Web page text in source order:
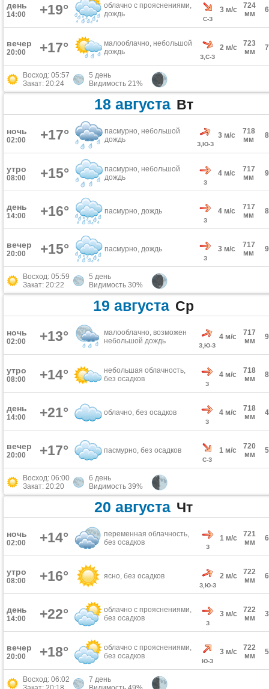
день
14:00 +19°
облачно с прояснениями,
дождь
С-З
3 м/с
724
мм
вечер
20:00 +17°
малооблачно, небольшой
дождь
З,С-З
2 м/с
723
мм
Восход: 05:57
Закат: 20:24
5 день
Видимость 21%
18 августа Вт
ночь
02:00 +17°
пасмурно, небольшой
дождь
З,Ю-З
3 м/с
718
мм
утро
08:00 +15°
пасмурно, небольшой
дождь
З
4 м/с
717
мм
день
14:00 +16° пасмурно, дождь
З
4 м/с
717
мм
вечер
20:00 +15° пасмурно, дождь
З
3 м/с
717
мм
Восход: 05:59
Закат: 20:22
5 день
Видимость 30%
19 августа Ср
ночь
02:00 +13°
малооблачно, возможен
небольшой дождь
З,Ю-З
4 м/с
717
мм
утро
08:00 +14°
небольшая облачность,
без осадков
З
4 м/с
718
мм
день
14:00 +21° облачно, без осадков
З
4 м/с
718
мм
вечер
20:00 +17° пасмурно, без осадков
С-З
1 м/с
720
мм
Восход: 06:00
Закат: 20:20
6 день
Видимость 39%
20 августа Чт
ночь
02:00 +14°
переменная облачность,
без осадков
З
1 м/с
721
мм
утро
08:00 +16° ясно, без осадков
З,Ю-З
2 м/с
722
мм
день
14:00 +22°
облачно с прояснениями,
без осадков
З
3 м/с
722
мм
вечер
20:00 +18°
облачно с прояснениями,
без осадков
Ю-З
3 м/с
722
мм
Восход: 06:02
7 день